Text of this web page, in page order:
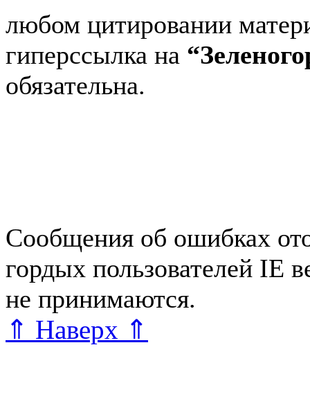
любом цитировании
гиперссылка на
обязательна.
Сообщения об ошибках
гордых пользователей IE
не принимаются.
⇑ Наверх ⇑